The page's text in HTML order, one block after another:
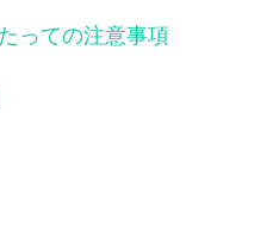
っての注意事項